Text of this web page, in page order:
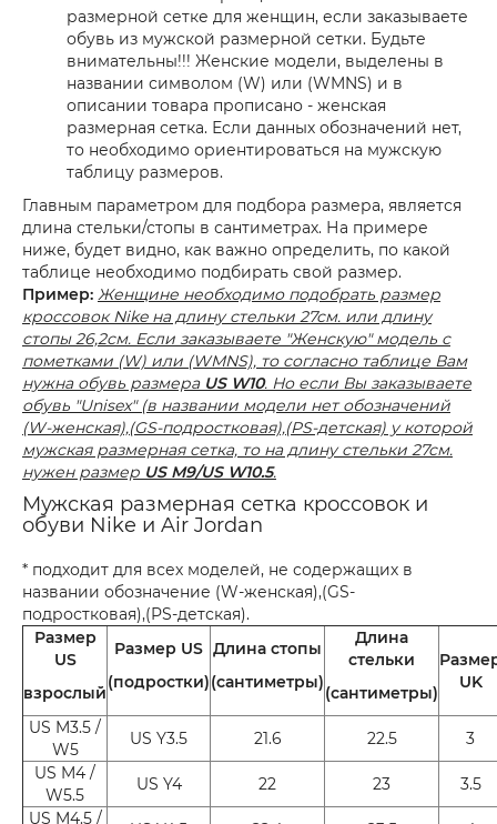
размерной сетке для женщин, если заказываете
обувь из мужской размерной сетки. Будьте
внимательны!!! Женские модели, выделены в
названии символом (W) или (WMNS) и в
описании товара прописано - женская
размерная сетка. Если данных обозначений нет,
то необходимо ориентироваться на мужскую
таблицу размеров.
Главным параметром для подбора размера, является
длина стельки/стопы в сантиметрах. На примере
ниже, будет видно, как важно определить, по какой
таблице необходимо подбирать свой размер.
Пример: Женщине необходимо подобрать размер
кроссовок Nike на длину стельки 27см. или длину
стопы 26,2см. Если заказываете "Женскую" модель с
пометками (W) или (WMNS), то согласно таблице Вам
нужна обувь размера US W10. Но если Вы заказываете
обувь "Unisex" (в названии модели нет обозначений
(W-женская),(GS-подростковая),(PS-детская) у которой
мужская размерная сетка, то на длину стельки 27см.
нужен размер US M9/US W10.5.
Мужская размерная сетка кроссовок и
обуви Nike и Air Jordan
* подходит для всех моделей, не содержащих в
названии обозначение (W-женская),(GS-
подростковая),(PS-детская).
Размер
US
взрослый
Размер US
(подростки)
Длина стопы
(сантиметры)
Длина
стельки
(сантиметры)
UK
US M3.5 /
W5
US Y3.5 21.6 22.5
3
US M4 /
W5.5
US Y4 22 23
3.5
US M4.5 /